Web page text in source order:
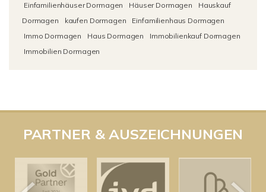
Einfamilienhäuser Dormagen Häuser Dormagen
Hauskauf
Dormagen
kaufen Dormagen
Einfamilienhaus Dormagen
Immo Dormagen
Haus Dormagen
Immobilienkauf Dormagen
Immobilien Dormagen
PARTNER & AUSZEICHNUNGEN